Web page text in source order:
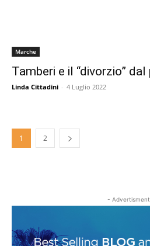
Marche
Tamberi e il “divorzio”
Linda Cittadini - 4 Luglio 2022
1 2
-